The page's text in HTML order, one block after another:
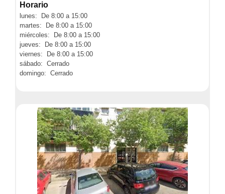
Horario
lunes: De 8:00 a 15:00
martes: De 8:00 a 15:00
miércoles: De 8:00 a 15:00
jueves: De 8:00 a 15:00
viernes: De 8:00 a 15:00
sábado: Cerrado
domingo: Cerrado